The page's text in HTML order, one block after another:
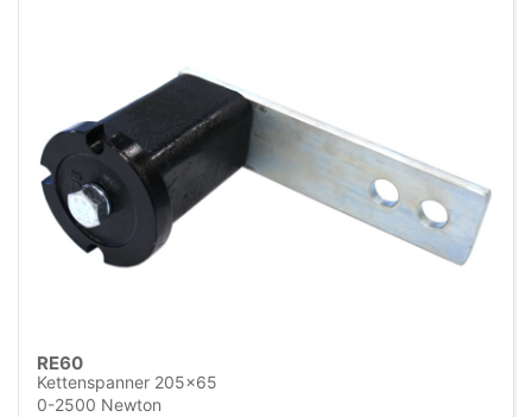
RE60
Kettenspanner 205x65
0-2500 Newton